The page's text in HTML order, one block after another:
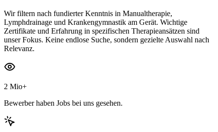
Wir filtern nach fundierter Kenntnis in Manualtherapie,
Lymphdrainage und Krankengymnastik am Gerät. Wichtige
Zertifikate und Erfahrung in spezifischen Therapieansätzen sind
unser Fokus. Keine endlose Suche, sondern gezielte Auswahl nach
Relevanz.
2 Mio+
Bewerber haben Jobs bei uns gesehen.